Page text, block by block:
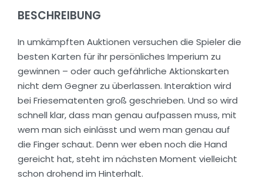
BESCHREIBUNG
In umkämpften Auktionen versuchen die Spieler die
besten Karten für ihr persönliches Imperium zu
gewinnen – oder auch gefährliche Aktionskarten
nicht dem Gegner zu überlassen. Interaktion wird
bei Friesematenten groß geschrieben. Und so wird
schnell klar, dass man genau aufpassen muss, mit
wem man sich einlässt und wem man genau auf
die Finger schaut. Denn wer eben noch die Hand
gereicht hat, steht im nächsten Moment vielleicht
schon drohend im Hinterhalt.